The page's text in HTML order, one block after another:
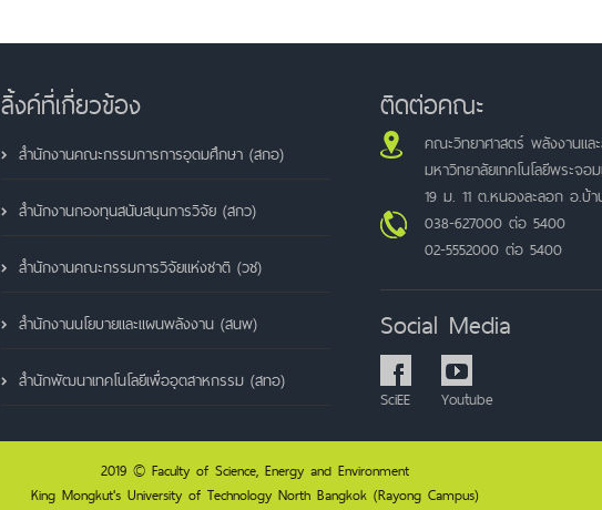
ลิ้งค์ที่เกี่ยวข้อง
สำนักงานคณะกรรมการการอุดมศึกษา (สกอ)
สำนักงานกองทุนสนับสนุนการวิจัย (สกว)
สำนักงานคณะกรรมการวิจัยแห่งชาติ (วช)
สำนักงานนโยบายและแผนพลังงาน (สนพ)
สำนักพัฒนาเทคโนโลยีเพื่ออุตสาหกรรม (สทอ)
ติดต่อคณะ
คณะวิทยาศาสตร์ พลังงานแล
มหาวิทยาลัยเทคโนโลยีพระจอ
19 ม. 11 ต.หนองละลอก อ.บ้า
038-627000 ต่อ 5400
02-5552000 ต่อ 5400
Social Media
SciEE Youtube
2019 © Faculty of Science, Energy and Environment
King Mongkut's University of Technology North Bangkok (Rayong Campus)